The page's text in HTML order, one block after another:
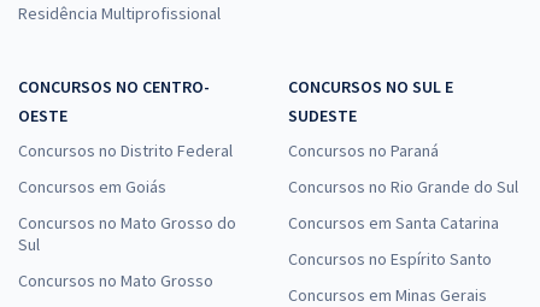
Residência Multiprofissional
CONCURSOS NO CENTRO-
OESTE
Concursos no Distrito Federal
Concursos em Goiás
Concursos no Mato Grosso do
Sul
Concursos no Mato Grosso
CONCURSOS NO SUL E
SUDESTE
Concursos no Paraná
Concursos no Rio Grande do Sul
Concursos em Santa Catarina
Concursos no Espírito Santo
Concursos em Minas Gerais